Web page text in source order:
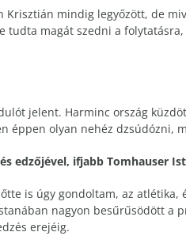
mindig legyőzött, de
tudta magát szedni a
jelent. Harminc ország
éppen olyan nehéz dzsúdózni,
edzőjével, ifjabb Tomhauser
is úgy gondoltam, az
nagyon besűrűsödött a
erejéig.